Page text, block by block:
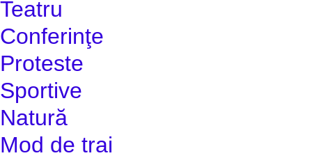
Teatru
Conferinţe
Proteste
Sportive
Natură
Mod de trai